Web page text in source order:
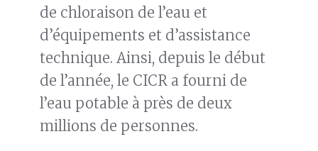
de chloraison de l’eau et
d’équipements et d’assistance
technique. Ainsi, depuis le début
de l’année, le CICR a fourni de
l’eau potable à près de deux
millions de personnes.